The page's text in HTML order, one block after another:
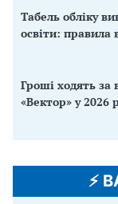
Табель обліку
освіти: правила
Гроші ходять
«Вектор» у 2026
⚡️